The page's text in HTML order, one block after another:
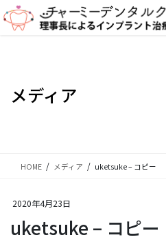
ン
ビ
メディア
HOME メディア uketsuke – コピー
2020年4月23日
uketsuke – コピー